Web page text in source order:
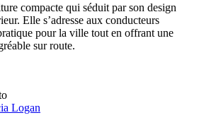
compacte qui séduit par son design
Elle s’adresse aux conducteurs
pour la ville tout en offrant une
sur route.
Logan